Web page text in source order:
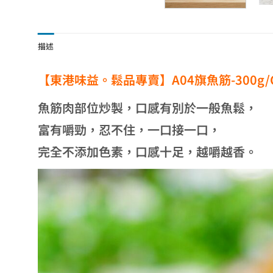
描述
【東港味益。鬆品專賣】A04旗魚筋-
魚筋肉部位炒製，口感有別於一般魚鬆，
富有嚼勁，忍不住，一口接一口，
完全不添加色素，口感十足，越嚼越香。